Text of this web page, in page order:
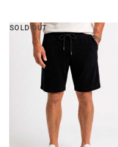
SOLD OUT